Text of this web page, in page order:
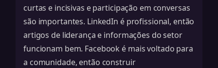
curtas e incisivas e participação em conversas
são importantes. LinkedIn é profissional, então
artigos de liderança e informações do setor
funcionam bem. Facebook é mais voltado para
a comunidade, então construir